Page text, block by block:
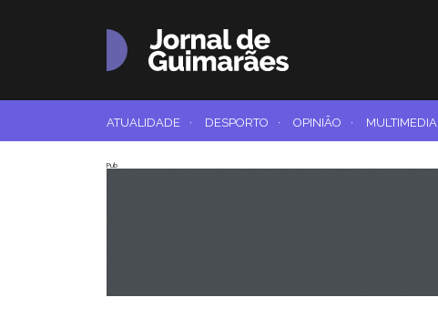
ATUALIDADE · DESPORTO · OPINIÃO · MULTIMEDIA
Pub